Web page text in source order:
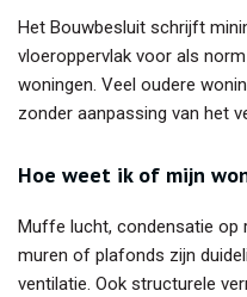
Het Bouwbesluit schrijft
vloeroppervlak voor als
woningen. Veel oudere
zonder aanpassing van het
Hoe weet ik of mijn
Muffe lucht, condensatie op
muren of plafonds zijn
ventilatie. Ook structurele